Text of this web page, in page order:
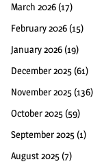
March 2026 (17)
February 2026 (15)
January 2026 (19)
December 2025 (61)
November 2025 (136)
October 2025 (59)
September 2025 (1)
August 2025 (7)